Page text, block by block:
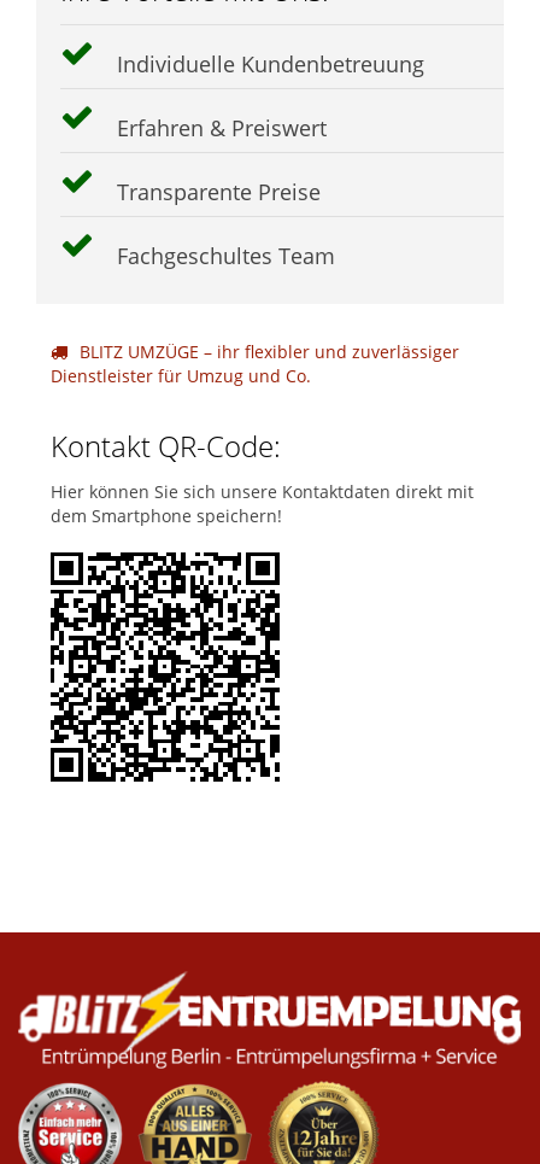
Individuelle Kundenbetreuung
Erfahren & Preiswert
Transparente Preise
Fachgeschultes Team
BLITZ UMZÜGE – ihr flexibler und zuverlässiger
Dienstleister für Umzug und Co.
Kontakt QR-Code:
Hier können Sie sich unsere Kontaktdaten direkt mit
dem Smartphone speichern!